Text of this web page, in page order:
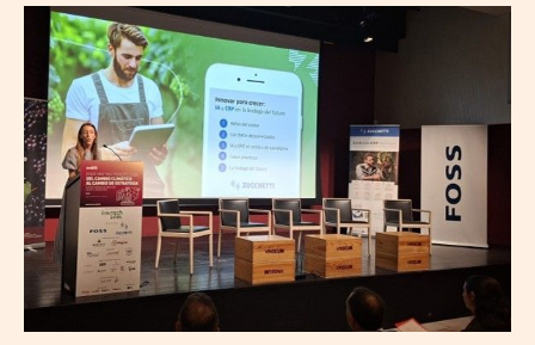
IA,
datos
visión
global
del
negocio:
las
claves
de
la
bodega
del
futuro